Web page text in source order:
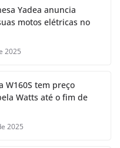
Yadea anuncia
motos elétricas no
2025
W160S tem preço
Watts até o fim de
2025